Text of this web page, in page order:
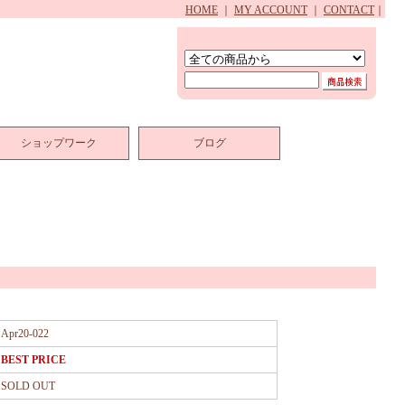
HOME MY ACCOUNT CONTACT
ショップワーク ブログ
Apr20-022
BEST PRICE
SOLD OUT